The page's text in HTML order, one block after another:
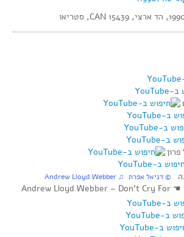
‏ © דניאל אפרת‏ ♫ Andrew Lloyd Webber
☚
Andrew Lloyd Webber – Don’t Cry For